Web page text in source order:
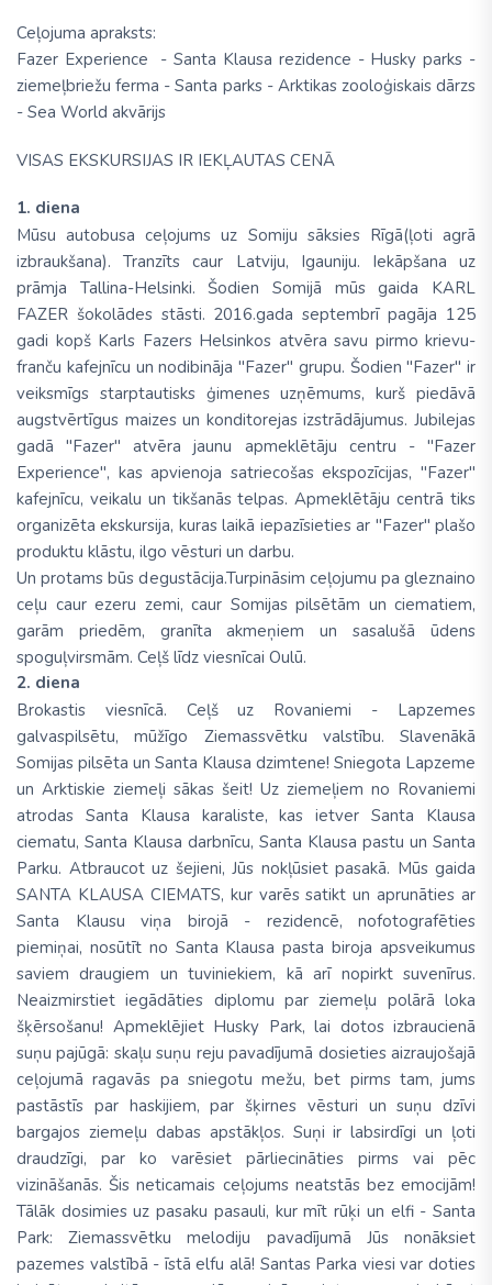
Ceļojuma apraksts:
Fazer Experience - Santa Klausa rezidence - Husky parks -
ziemeļbriežu ferma - Santa parks - Arktikas zooloģiskais dārzs
- Sea World akvārijs
VISAS EKSKURSIJAS IR IEKĻAUTAS CENĀ
1. diena
Mūsu autobusaceļojums uz Somiju sāksies Rīgā(ļoti agrā
izbraukšana). Tranzīts caur Latviju, Igauniju. Iekāpšana uz
prāmja Tallina-Helsinki. Šodien Somijā mūs gaida KARL
FAZER šokolādes stāsti. 2016.gada septembrī pagāja 125
gadi kopš Karls Fazers Helsinkos atvēra savu pirmo krievu-
franču kafejnīcu un nodibināja "Fazer" grupu. Šodien "Fazer" ir
veiksmīgs starptautisks ģimenes uzņēmums, kurš piedāvā
augstvērtīgus maizes un konditorejas izstrādājumus. Jubilejas
gadā "Fazer" atvēra jaunu apmeklētāju centru - "Fazer
Experience", kas apvienoja satriecošas ekspozīcijas, "Fazer"
kafejnīcu, veikalu un tikšanās telpas. Apmeklētāju centrā tiks
organizēta ekskursija, kuras laikā iepazīsieties ar "Fazer" plašo
produktu klāstu, ilgo vēsturi un darbu.
Un protams būs degustācija.Turpināsim ceļojumu pa gleznaino
ceļu caur ezeru zemi, caur Somijas pilsētām un ciematiem,
garām priedēm, granīta akmeņiem un sasalušā ūdens
spoguļvirsmām. Ceļš līdz viesnīcai Oulū.
2. diena
Brokastis viesnīcā. Ceļš uz Rovaniemi - Lapzemes
galvaspilsētu, mūžīgo Ziemassvētku valstību. Slavenākā
Somijas pilsēta un Santa Klausa dzimtene! Sniegota Lapzeme
un Arktiskie ziemeļi sākas šeit! Uz ziemeļiem no Rovaniemi
atrodas Santa Klausa karaliste, kas ietver Santa Klausa
ciematu, Santa Klausa darbnīcu, Santa Klausa pastu un Santa
Parku. Atbraucot uz šejieni, Jūs nokļūsiet pasakā. Mūs gaida
SANTA KLAUSA CIEMATS, kur varēs satikt un aprunāties ar
Santa Klausu viņa birojā - rezidencē, nofotografēties
piemiņai, nosūtīt no Santa Klausa pasta biroja apsveikumus
saviem draugiem un tuviniekiem, kā arī nopirkt suvenīrus.
Neaizmirstiet iegādāties diplomu par ziemeļu polārā loka
šķērsošanu! Apmeklējiet Husky Park, lai dotos izbraucienā
suņu pajūgā: skaļu suņu reju pavadījumā dosieties aizraujošajā
ceļojumā ragavās pa sniegotu mežu, bet pirms tam, jums
pastāstīs par haskijiem, par šķirnes vēsturi un suņu dzīvi
bargajos ziemeļu dabas apstākļos. Suņi ir labsirdīgi un ļoti
draudzīgi, par ko varēsiet pārliecināties pirms vai pēc
vizināšanās. Šis neticamais ceļojums neatstās bez emocijām!
Tālāk dosimies uz pasaku pasauli, kur mīt rūķi un elfi - Santa
Park: Ziemassvētku melodiju pavadījumā Jūs nonāksiet
pazemes valstībā - īstā elfu alā! Santas Parka viesi var doties